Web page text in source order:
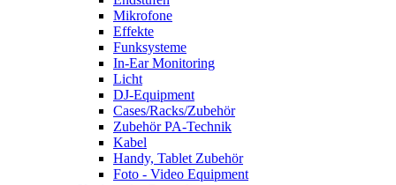
Mikrofone
Effekte
Funksysteme
In-Ear Monitoring
Licht
DJ-Equipment
Cases/Racks/Zubehör
Zubehör PA-Technik
Kabel
Handy, Tablet Zubehör
Foto - Video Equipment